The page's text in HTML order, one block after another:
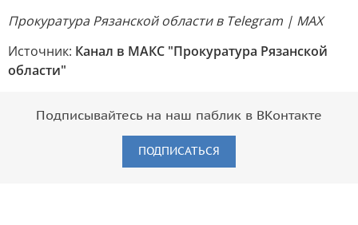
Прокуратура Рязанской области в Telegram | MAX
Источник: Канал в МАКС "Прокуратура Рязанской
области"
Подписывайтесь на наш паблик в ВКонтакте
ПОДПИСАТЬСЯ